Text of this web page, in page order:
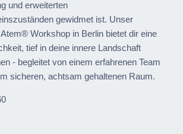
und erweiterten
gewidmet ist. Unser
Atem® Workshop in Berlin bietet dir eine
tief in deine innere Landschaft
- begleitet von einem erfahrenen Team
sicheren, achtsam gehaltenen Raum.